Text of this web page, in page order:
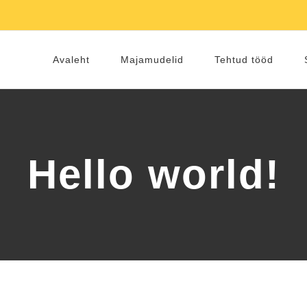
Avaleht Majamudelid Tehtud tööd
Hello world!